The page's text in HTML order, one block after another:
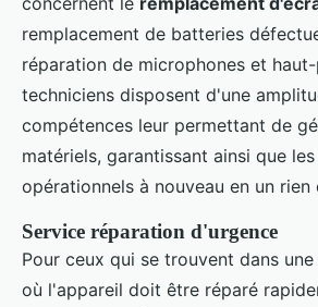
remplacement de batteries
réparation de microphones et
techniciens disposent d'une
compétences leur permettant de
matériels, garantissant ainsi que
opérationnels à nouveau en un rien
Service réparation d'urgence
Pour ceux qui se trouvent dans
où l'appareil doit être réparé